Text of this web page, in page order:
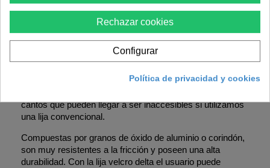
Resulta idónea para el lijado de pequeñas superficies de
cantos que pueden llegar a ser inaccesibles si utilizamos
una lija convencional.
Compuestas por granos de óxido de aluminio o corindón,
son muy resistentes a la fricción y poseen una alta
durabilidad. Con la lija velcro delta el usuario puede
Rechazar cookies
Configurar
Política de privacidad y cookies